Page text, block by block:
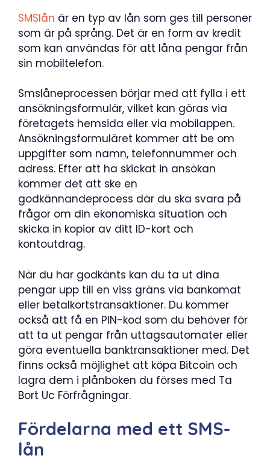
SMSlån är en typ av lån som ges till personer
som är på språng. Det är en form av kredit
som kan användas för att låna pengar från
sin mobiltelefon.
Smslåneprocessen börjar med att fylla i ett
ansökningsformulär, vilket kan göras via
företagets hemsida eller via mobilappen.
Ansökningsformuläret kommer att be om
uppgifter som namn, telefonnummer och
adress. Efter att ha skickat in ansökan
kommer det att ske en
godkännandeprocess där du ska svara på
frågor om din ekonomiska situation och
skicka in kopior av ditt ID-kort och
kontoutdrag.
När du har godkänts kan du ta ut dina
pengar upp till en viss gräns via bankomat
eller betalkortstransaktioner. Du kommer
också att få en PIN-kod som du behöver för
att ta ut pengar från uttagsautomater eller
göra eventuella banktransaktioner med. Det
finns också möjlighet att köpa Bitcoin och
lagra dem i plånboken du förses med Ta
Bort Uc Förfrågningar.
Fördelarna med ett SMS-
lån